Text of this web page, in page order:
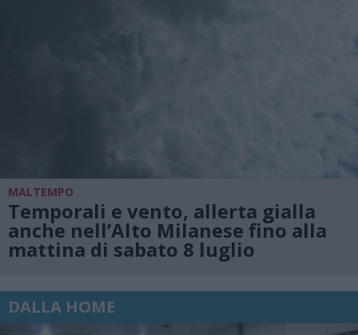
MALTEMPO
Temporali e vento, allerta gialla
anche nell’Alto Milanese fino alla
mattina di sabato 8 luglio
DALLA HOME